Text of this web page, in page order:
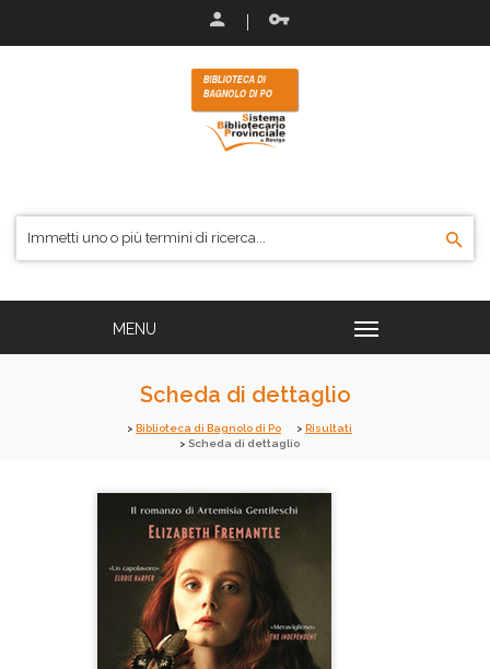
Scheda di dettaglio
Biblioteca di Bagnolo di Po
Risultati
Scheda di dettaglio